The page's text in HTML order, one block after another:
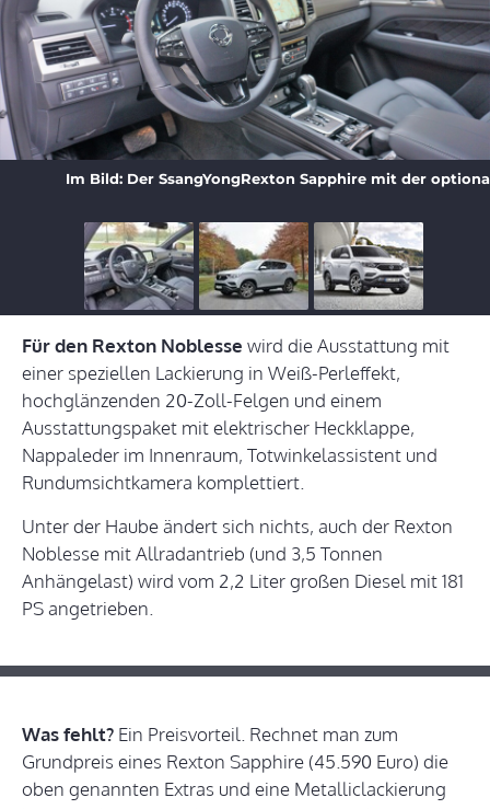
Im Bild: Der SsangYongRexton Sapphire mit der
Für den Rexton Noblesse wird die Ausstattung mit
einer speziellen Lackierung in Weiß-Perleffekt,
hochglänzenden 20-Zoll-Felgen und einem
Ausstattungspaket mit elektrischer Heckklappe,
Nappaleder im Innenraum, Totwinkelassistent und
Rundumsichtkamera komplettiert.
Unter der Haube ändert sich nichts, auch der Rexton
Noblesse mit Allradantrieb (und 3,5 Tonnen
Anhängelast) wird vom 2,2 Liter großen Diesel mit 181
PS angetrieben.
Was fehlt? Ein Preisvorteil. Rechnet man zum
Grundpreis eines Rexton Sapphire (45.590 Euro) die
oben genannten Extras und eine Metalliclackierung